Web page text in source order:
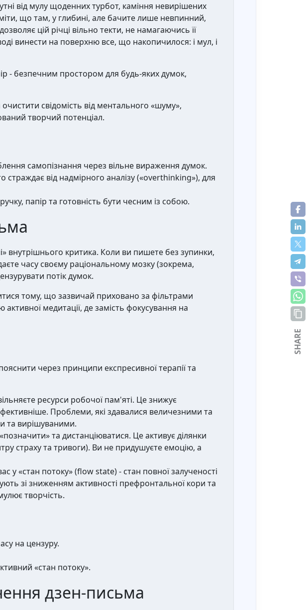
від мулу щоденних турбот, каміння невирішених
що там, у глибині, але бачите лише невпинний,
цій річці вільно текти, не намагаючись її
винести на поверхню все, що накопичилося: і мул, і
- безпечним простором для будь-яких думок,
свідомість від ментального «шуму»,
творчий потенціал.
самопізнання через вільне вираження думок.
від надмірного аналізу («overthinking»), для
папір та готовність бути чесним із собою.
внутрішнього критика. Коли ви пишете без зупинки,
часу своєму раціональному мозку (зокрема,
потік думок.
тому, що зазвичай приховано за фільтрами
медитації, де замість фокусування на
через принципи експресивної терапії та
ресурси робочої пам'яті. Це знижує
Проблеми, які здавалися величезними та
та вирішуваними.
та дистанціюватися. Це активує ділянки
страху та тривоги). Ви не придушуєте емоцію, а
у «стан потоку» (flow state) - стан повної залученості
зі зниженням активності префронтальної кори та
творчість.
на цензуру.
«стан потоку».
дзен-письма
SHARE